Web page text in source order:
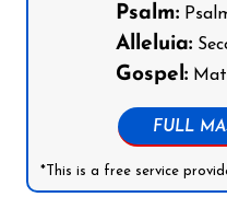
Psalm:
Alleluia:
Gospel:
FULL
*This is a free service